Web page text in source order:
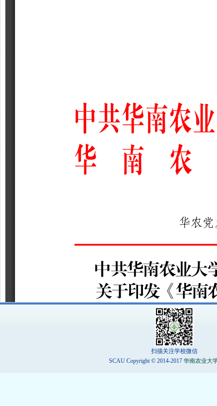
扫描关注学校微信
SCAU Copyright © 2014-2017 华南农业大